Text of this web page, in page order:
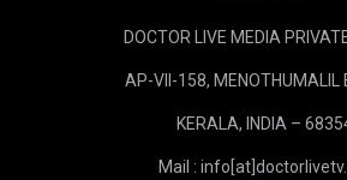
DOCTOR LIVE MEDIA
AP-VII-158, MENOTHUMALIL
KERALA, INDIA –
Mail :